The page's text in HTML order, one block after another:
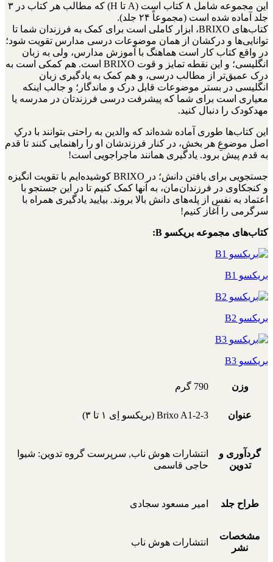
این مجموعه شامل ۸ کتاب است (A تا H) که مطالب هر کتاب در ۳
جلد آماده شده است (مجموعاً ۲۴ جلد).
کتاب‌های BRIXO، ابزار کاملی است برای کمک به فرزندان شما تا
توانایی‌ها و درکشان از همان موضوعات درسی مدارس تقویت شود؛
در واقع کتاب کار است هماهنگ با آموزش مدارس، ولی به زبان
انگلیسی؛ و این نقطه تمایز و قوت BRIXO است. هم کمکی است به
درک عمیق‌تر از مطالب درسی، و هم کمک به یادگیری زبان
انگلیسی در بستر موضوعات قابل درک و ماندگار؛ و جالب اینکه
معیاری است برای شما که پیشرفت درسی فرزندتان در مدرسه یا
مهدکودک را دنبال کنید.
این کتاب‌ها طوری آماده شده‌اند که والدین به راحتی بتوانند با درکِ
اصل موضوعِ هر بخش، در کنار فرزندشان او را راهنمایی کنند تا قدم
به قدم پیش برود. یادگیری همانند ماجراجویی است!
جستجویی برای یافتن دانش؛ در BRIXO کوشیده‌ایم با تقویت انگیزه
و کنجکاوی در فرزندان‌مان، به آنها کمک کنیم تا در این جستجو با
اعتماد به نفس از پله‌های دانش بالا بروند. بیایید یادگیری همراه با
سرگرمی را آغاز کنیم!
کتاب‌های مجموعه بریکسو B:
بریکسو B1
بریکسو B2
بریکسو B3
وزن 790 گرم
عنوان Brixo A1-2-3 (بریکسو اِی ۱ تا ۳)
گردآوری و
تدوین
انتشارات هوش ناب, سرپرست گروه تدوین: شیوا
حاجی قاسمی
طراح جلد امیر مسعود سجادی
مشخصات
نشر
انتشارات هوش ناب